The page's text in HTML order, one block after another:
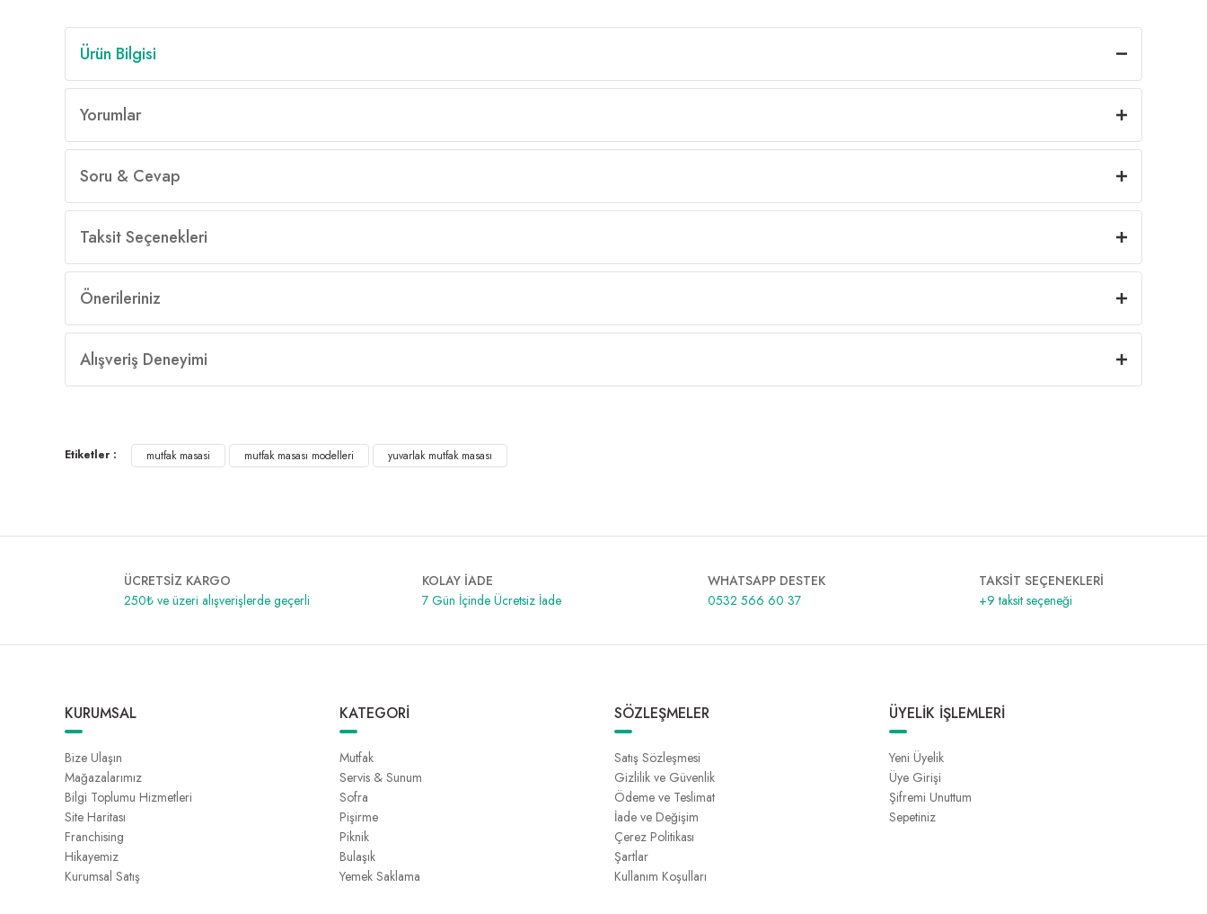
Ürün Bilgisi
Yorumlar
Soru & Cevap
Taksit Seçenekleri
Önerileriniz
Alışveriş Deneyimi
Etiketler : mutfak masasi mutfak masası modelleri yuvarlak mutfak masası
ÜCRETSİZ KARGO
250₺ ve üzeri alışverişlerde geçerli
KOLAY İADE
7 Gün İçinde Ücretsiz İade
WHATSAPP DESTEK
0532 566 60 37
TAKSİT SEÇENEKLERİ
+9 taksit seçeneği
KURUMSAL
Bize Ulaşın
Mağazalarımız
Bilgi Toplumu Hizmetleri
Site Haritası
Franchising
Hikayemiz
Kurumsal Satış
KATEGORİ
Mutfak
Servis & Sunum
Sofra
Pişirme
Piknik
Bulaşık
Yemek Saklama
SÖZLEŞMELER
Satış Sözleşmesi
Gizlilik ve Güvenlik
Ödeme ve Teslimat
İade ve Değişim
Çerez Politikası
Şartlar
Kullanım Koşulları
ÜYELİK İŞLEMLERİ
Yeni Üyelik
Üye Girişi
Şifremi Unuttum
Sepetiniz